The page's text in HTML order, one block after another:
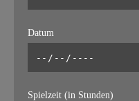
Datum
Spielzeit (in Stunden)